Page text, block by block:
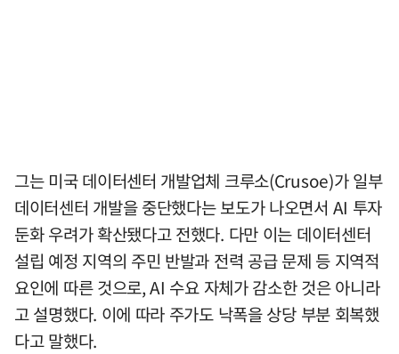
그는 미국 데이터센터 개발업체 크루소(Crusoe)가 일부
데이터센터 개발을 중단했다는 보도가 나오면서 AI 투자
둔화 우려가 확산됐다고 전했다. 다만 이는 데이터센터
설립 예정 지역의 주민 반발과 전력 공급 문제 등 지역적
요인에 따른 것으로, AI 수요 자체가 감소한 것은 아니라
고 설명했다. 이에 따라 주가도 낙폭을 상당 부분 회복했
다고 말했다.